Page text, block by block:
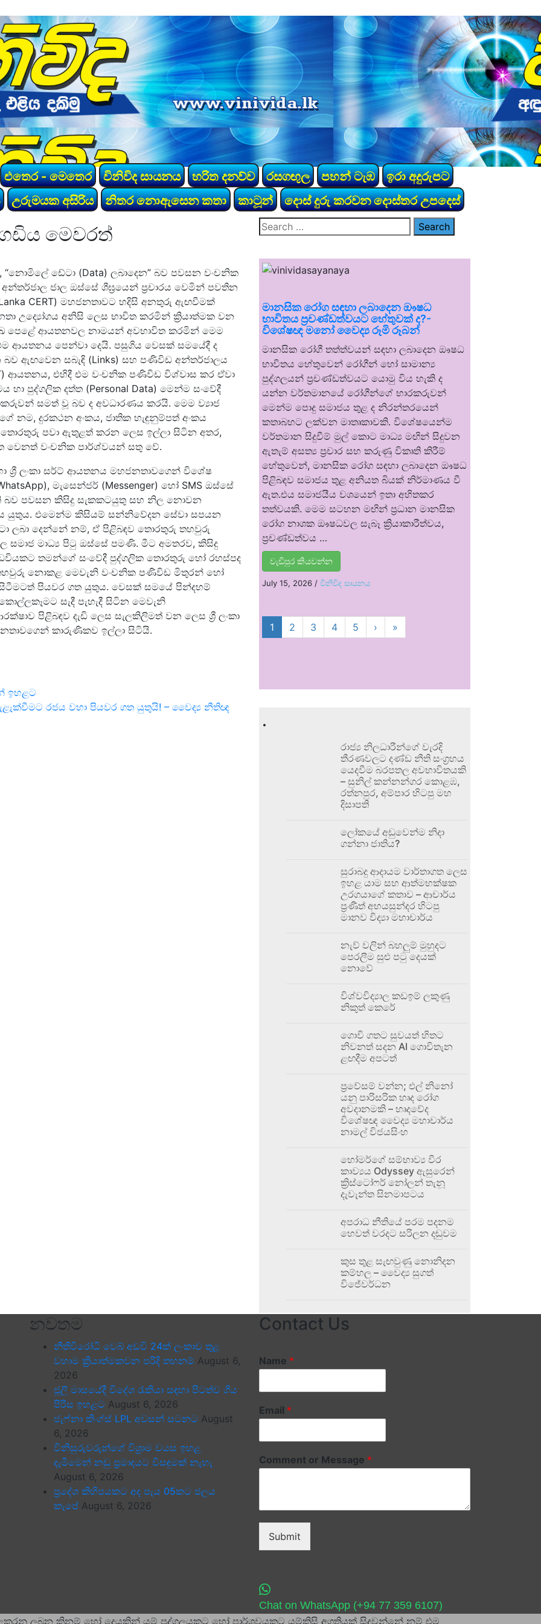
එතෙර - මෙතෙර විනිවිද සායනය හරිත දනව්ව රසගඟුල පහන් ටැඹ
ඉරා අදුරුපට
උරුමයක අසිරිය නිතර නොඇසෙන කතා කාටූන් දොස් දුරු කරවන දොස්තර උපදෙස්
මෙවරත්
ඩේටා (Data) ලබාදෙන” බව පවසන වංචනික
ජාල ඔස්සේ ශීඝ්‍රයෙන් ප්‍රචාරය වෙමින් පවතින
Lanka CERT) මහජනතාවට හදිසි අනතුරු ඇඟවීමක්
උද්‍යෝගය අනිසි ලෙස භාවිත කරමින් ක්‍රියාත්මක වන
පෙළේ ආයතනවල නාමයන් අවභාවිත කරමින් මෙම
ආයතනය පෙන්වා දෙයි. පසුගිය වෙසක් සමයේදී ද
බව ඇඟවෙන සබැඳි (Links) සහ පණිවිඩ අන්තර්ජාලය
ආයතනය, එහිදී එම වංචනික පණිවිඩ විශ්වාස කර ඒවා
පුද්ගලික දත්ත (Personal Data) මෙන්ම සංවේදී
සමත් වූ බව ද අවධාරණය කරයි. මෙම ව්‍යාජ
දුරකථන අංකය, ජාතික හැඳුනුම්පත් අංකය
පවා ඇතුළත් කරන ලෙස ඉල්ලා සිටින අතර,
වංචනික පාර්ශ්වයන් සතු වේ.
ලංකා සර්ට් ආයතනය මහජනතාවගෙන් විශේෂ
මැසෙන්ජර් (Messenger) හෝ SMS ඔස්සේ
බව පවසන කිසිදු සැකකටයුතු සහ නිල නොවන
යුතුය. එමෙන්ම කිසියම් සන්නිවේදන සේවා සපයන
ලබා දෙන්නේ නම්, ඒ පිළිබඳව තොරතුරු තහවුරු
මාධ්‍ය පිටු ඔස්සේ පමණි. මීට අමතරව, කිසිදු
තමන්ගේ සංවේදී පුද්ගලික තොරතුරු හෝ රහස්පද
තහවුරු නොකළ මෙවැනි වංචනික පණිවිඩ මිතුරන් හෝ
සිටීමටත් පියවර ගත යුතුය. වෙසක් සමයේ පින්දහම්
සැදී පැහැදී සිටින මෙවැනි
පිළිබඳව දැඩි ලෙස සැලකිලිමත් වන ලෙස ශ්‍රී ලංකා
කාරුණිකව ඉල්ලා සිටියි.
ඉහළට
රජය වහා පියවර ගත යුතුයි! – වෛද්‍ය නීතිඥ
Search
for:
මානසික රෝග සඳහා ලබාදෙන ඖෂධ
භාවිතය ප්‍රචණ්ඩත්වයට හේතුවක් ද?-
විශේෂඥ මනෝ වෛද්‍ය රූමි රූබන්
මානසික රෝගී තත්ත්වයන් සඳහා ලබාදෙන ඖෂධ
භාවිතය හේතුවෙන් රෝගීන් හෝ සාමාන්‍ය
පුද්ගලයන් ප්‍රචණ්ඩත්වයට යොමු විය හැකි ද
යන්න වර්තමානයේ රෝගීන්ගේ භාරකරුවන්
මෙන්ම පොදු සමාජය තුළ ද නිරන්තරයෙන්
කතාබහට ලක්වන මාතෘකාවකි. විශේෂයෙන්ම
වර්තමාන සිදුවීම් මුල් කොට මාධ්‍ය මඟින් සිදුවන
ඇතැම් අසත්‍ය ප්‍රචාර සහ කරුණු විකෘති කිරීම්
හේතුවෙන්, මානසික රෝග සඳහා ලබාදෙන ඖෂධ
පිළිබඳව සමාජය තුළ අනියත බියක් නිර්මාණය වී
ඇත.එය සමාජයීය වශයෙන් ඉතා අහිතකර
තත්වයකි. මෙම සටහන මඟින් ප්‍රධාන මානසික
රෝග නාශක ඖෂධවල සැබෑ ක්‍රියාකාරීත්වය,
ප්‍රචණ්ඩත්වය …
වැඩිපුර කියවන්න
July 15, 2026 / විනිවිද සායනය
1 2 3 4 5 › »
.
රාජ්‍ය නිලධාරීන්ගේ වැරදි
තීරණවලට දණ්ඩ නීති සංග්‍රහය
යෙදවීම බරපතල අවභාවිතයකි
– සුනිල් කන්නන්ගර කොළඹ,
රත්නපුර, අම්පාර හිටපු මහ
දිසාපති
ලෝකයේ අඩුවෙන්ම නිදා
ගන්නා ජාතිය?
සුරාබදු ආදායම වාර්තාගත ලෙස
ඉහළ යාම සහ ආත්මභක්ෂක
උරගයාගේ කතාව – ආචාර්ය
ප්‍රණීත් අභයසුන්දර හිටපු
මානව විද්‍යා මහාචාර්ය
නැව් වලින් බහලුම් මුහුදට
පෙරලීම සුළු පටු දෙයක්
නොවේ
විශ්වවිද්‍යාල කඩඉම් ලකුණු
නිකුත් කෙරේ
ගොවි ගතට සුවයත් හිතට
නිවනත් සදන AI ගොවිතැන
ළඟදීම අපටත්
ප්‍රවේසම් වන්න; එල් නිනෝ
යනු පාරිසරික හෘද රෝග
අවදානමකි – හෘදවේද
විශේෂඥ වෛද්‍ය මහාචාර්ය
නාමල් විජයසිංහ
හෝමර්ගේ සම්භාව්‍ය වීර
කාව්‍යය Odyssey ඇසුරෙන්
ක්‍රිස්ටෝෆර් නෝලන් තැනූ
දැවැන්ත සිනමාපටය
අපරාධ නීතියේ පරම පදනම
හෙවත් වරදට සරිලන දඬුවම
කුස තුළ සැඟවුණු නොනිදන
කම්හල – වෛද්‍ය සුගත්
විජේවර්ධන
නවතම
නීතිවිරෝධී වෙබ් අඩවි 24ක් ලංකාව තුළ
වහාම ක්‍රියාත්මකවන පරිදි තහනම් August 6,
2026
ජූලි මාසයේදී විදේශ රැකියා සඳහා පිටත්ව ගිය
පිරිස ඉහළට August 6, 2026
ජැෆ්නා කිංග්ස් LPL අවසන් සටනට August
6, 2026
විනිසුරුවරුන්ගේ විශ්‍රාම වයස ඉහළ
දැමීමෙන් නඩු ප්‍රමාදයට විසඳුමක් නැහැ
August 6, 2026
ප්‍රදේශ කිහිපයකට අද පැය 05කට ජලය
කැපේ August 6, 2026
Contact Us
Name *
Email *
Comment or Message *
Submit
Chat on WhatsApp (+94 77 359 6107)
පළකරනු ලබන කිනම් හෝ දෙයකින් යම් පුද්ගලයකුට හෝ පාර්ශවයකට යම්කිසි අගතියක් සිදුවන්නේ නම් එම